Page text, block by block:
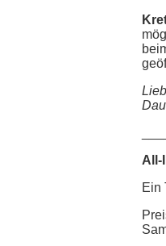
All-
Ein